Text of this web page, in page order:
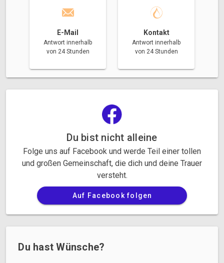
E-Mail
Antwort innerhalb
von 24 Stunden
Kontakt
Antwort innerhalb
von 24 Stunden
Du bist nicht alleine
Folge uns auf Facebook und werde Teil einer tollen
und großen Gemeinschaft, die dich und deine Trauer
versteht.
Auf Facebook folgen
Du hast Wünsche?